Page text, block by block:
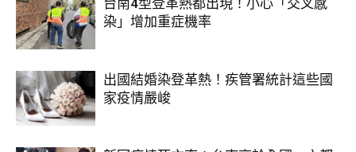
台南4型登革熱都出現！小心「交叉感
染」增加重症機率
出國結婚染登革熱！疾管署統計這些國
家疫情嚴峻